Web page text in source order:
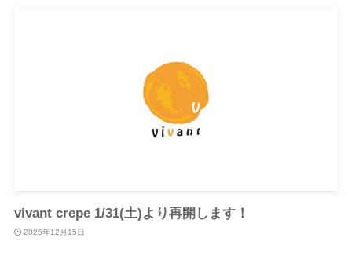
vivant crepe 1/31(土)より再開します！
2025年12月15日